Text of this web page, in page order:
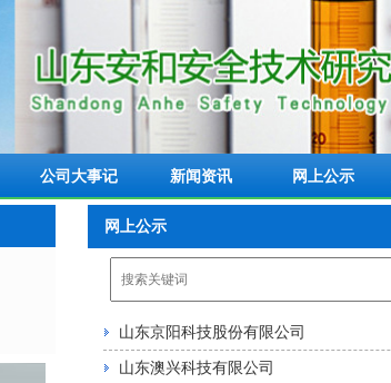
公司大事记 新闻资讯 网上公示
网上公示
山东京阳科技股份有限公司
山东澳兴科技有限公司